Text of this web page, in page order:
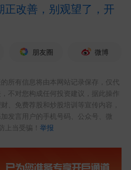
正改善，别观望了，开
朋友圈 微博
所有信息将由本网站记录保存，仅代
不对您构成任何投资建议，据此操作
、免费荐股和炒股培训等宣传内容，
发言用户的手机号码、公众号、微
上当受骗！举报